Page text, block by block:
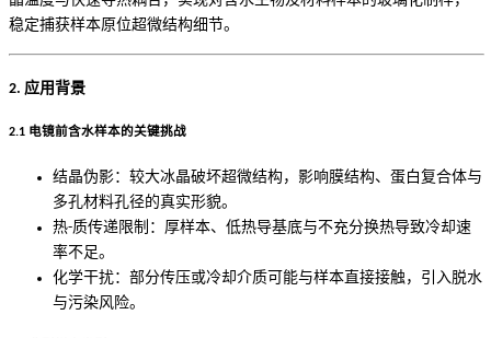
稳定捕获样本原位超微结构细节。
2. 应用背景
2.1 电镜前含水样本的关键挑战
结晶伪影：较大冰晶破坏超微结构，影响膜结构、蛋白复合体与
多孔材料孔径的真实形貌。
热-质传递限制：厚样本、低热导基底与不充分换热导致冷却速
率不足。
化学干扰：部分传压或冷却介质可能与样本直接接触，引入脱水
与污染风险。